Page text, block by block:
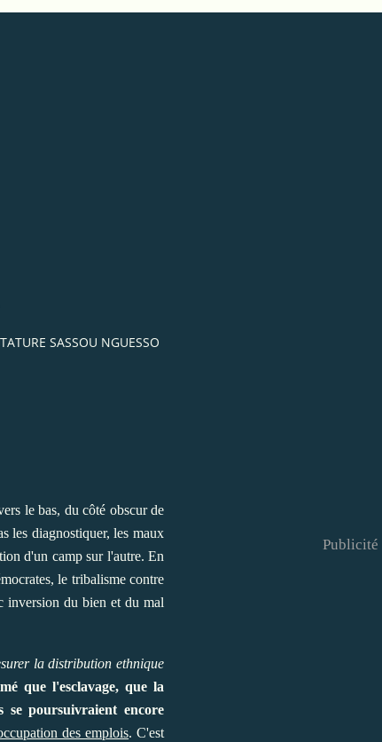
SASSOU NGUESSO
le bas, du côté obscur de
les diagnostiquer, les maux
d'un camp sur l'autre. En
le tribalisme contre
inversion du bien et du mal
la distribution ethnique
que l'esclavage, que la
se poursuivraient encore
des emplois. C'est
Publicité